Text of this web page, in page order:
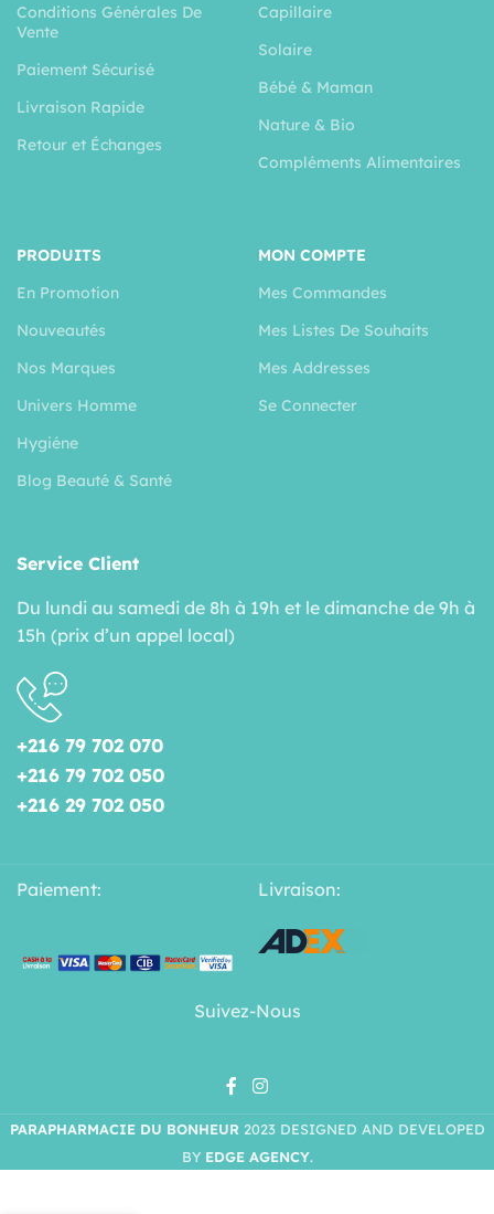
Conditions Générales De
Vente
Paiement Sécurisé
Livraison Rapide
Retour et Échanges
Capillaire
Solaire
Bébé & Maman
Nature & Bio
Compléments Alimentaires
PRODUITS
En Promotion
Nouveautés
Nos Marques
Univers Homme
Hygiéne
Blog Beauté & Santé
MON COMPTE
Mes Commandes
Mes Listes De Souhaits
Mes Addresses
Se Connecter
Service Client
Du lundi au samedi de 8h à 19h et le dimanche de 9h à
15h (prix d’un appel local)
+216 79 702 070
+216 79 702 050
+216 29 702 050
Paiement: Livraison:
Suivez-Nous
PARAPHARMACIE DU BONHEUR 2023 DESIGNED AND DEVELOPED
BY EDGE AGENCY.